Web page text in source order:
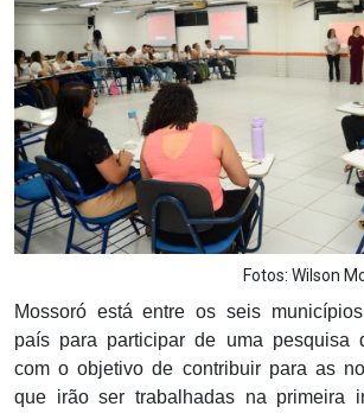
Fotos: Wilson
Mossoró está entre os seis
país para participar de uma pesquisa
com o objetivo de contribuir para as
que irão ser trabalhadas na primeira